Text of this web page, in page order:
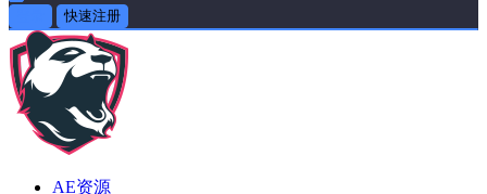
快速注册
AE资源